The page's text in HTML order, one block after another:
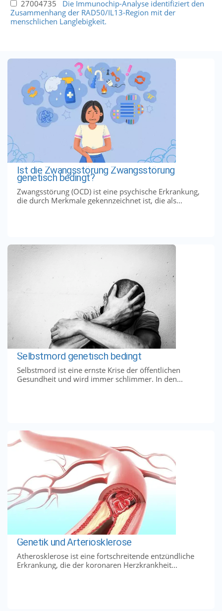
27004735 Die Immunochip-Analyse identifiziert den
Zusammenhang der RAD50/IL13-Region mit der
menschlichen Langlebigkeit.
Ist die Zwangsstörung Zwangsstörung
genetisch bedingt?
Zwangsstörung (OCD) ist eine psychische Erkrankung,
die durch Merkmale gekennzeichnet ist, die als...
Selbstmord genetisch bedingt
Selbstmord ist eine ernste Krise der öffentlichen
Gesundheit und wird immer schlimmer. In den...
Genetik und Arteriosklerose
Atherosklerose ist eine fortschreitende entzündliche
Erkrankung, die der koronaren Herzkrankheit...